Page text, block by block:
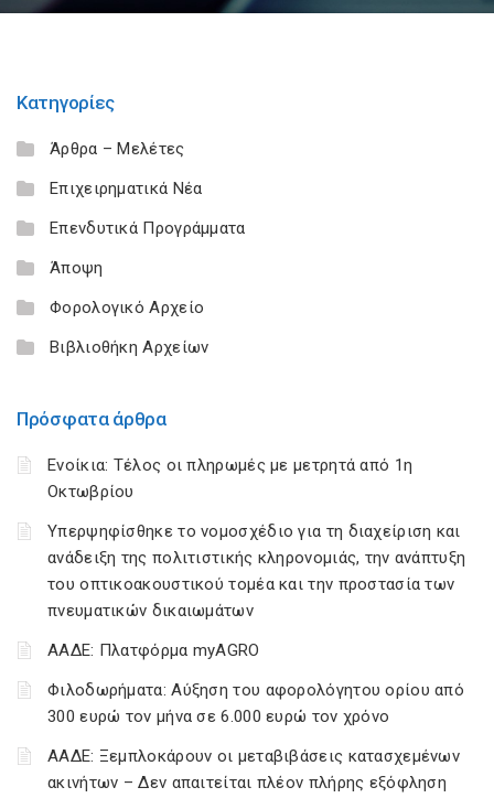
Κατηγορίες
Άρθρα – Μελέτες
Επιχειρηματικά Νέα
Επενδυτικά Προγράμματα
Άποψη
Φορολογικό Αρχείο
Βιβλιοθήκη Αρχείων
Πρόσφατα άρθρα
Ενοίκια: Τέλος οι πληρωμές με μετρητά από 1η
Οκτωβρίου
Υπερψηφίσθηκε το νομοσχέδιο για τη διαχείριση και
ανάδειξη της πολιτιστικής κληρονομιάς, την ανάπτυξη
του οπτικοακουστικού τομέα και την προστασία των
πνευματικών δικαιωμάτων
ΑΑΔΕ: Πλατφόρμα myAGRO
Φιλοδωρήματα: Αύξηση του αφορολόγητου ορίου από
300 ευρώ τον μήνα σε 6.000 ευρώ τον χρόνο
ΑΑΔΕ: Ξεμπλοκάρουν οι μεταβιβάσεις κατασχεμένων
ακινήτων – Δεν απαιτείται πλέον πλήρης εξόφληση